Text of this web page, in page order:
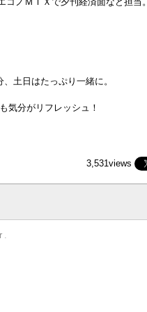
土日はたっぷり一緒に。
気分がリフレッシュ！
3,531views
.